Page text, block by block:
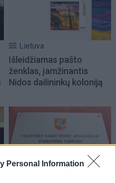
Personal Information
Lietuva
Išleidžiamas pašto
ženklas, įamžinantis
Nidos dailininkų koloniją